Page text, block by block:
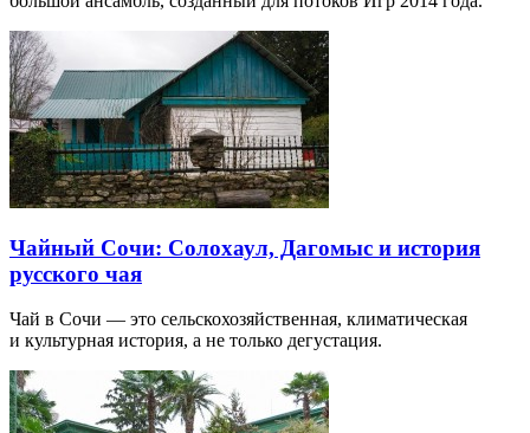
Чайный Сочи: Солохаул, Дагомыс и история
русского чая
Чай в Сочи — это сельскохозяйственная, климатическая
и культурная история, а не только дегустация.